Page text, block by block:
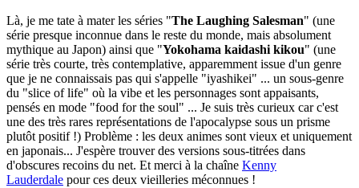
Là, je me tate à mater les séries "The Laughing Salesman" (une
série presque inconnue dans le reste du monde, mais absolument
mythique au Japon) ainsi que "Yokohama kaidashi kikou" (une
série très courte, très contemplative, apparemment issue d'un genre
que je ne connaissais pas qui s'appelle "iyashikei" ... un sous-genre
du "slice of life" où la vibe et les personnages sont appaisants,
pensés en mode "food for the soul" ... Je suis très curieux car c'est
une des très rares représentations de l'apocalypse sous un prisme
plutôt positif !) Problème : les deux animes sont vieux et uniquement
en japonais... J'espère trouver des versions sous-titrées dans
d'obscures recoins du net. Et merci à la chaîne Kenny
Lauderdale pour ces deux vieilleries méconnues !